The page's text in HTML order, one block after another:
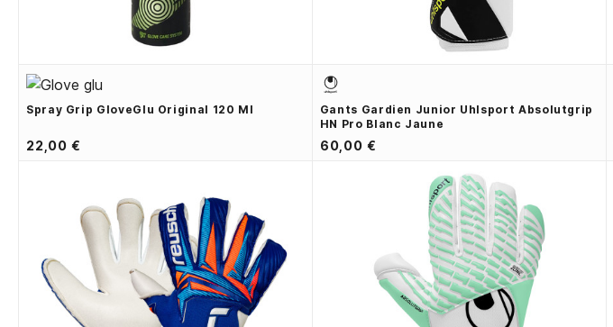
Spray Grip GloveGlu Original 120 Ml
22,00 €
Gants Gardien Junior Uhlsport Absolutgrip
HN Pro Blanc Jaune
60,00 €